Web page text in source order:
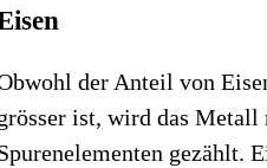
der Anteil von
ist, wird das Metall
gezählt.